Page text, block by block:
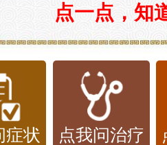
点一点，知
症状 点我问治疗